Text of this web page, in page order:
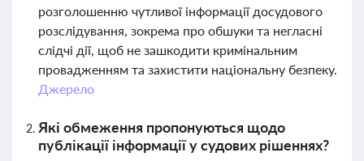
розголошенню чутливої інформації досудового
розслідування, зокрема про обшуки та негласні
слідчі дії, щоб не зашкодити кримінальним
провадженням та захистити національну безпеку.
Джерело
Які обмеження пропонуються щодо
публікації інформації у судових рішеннях?